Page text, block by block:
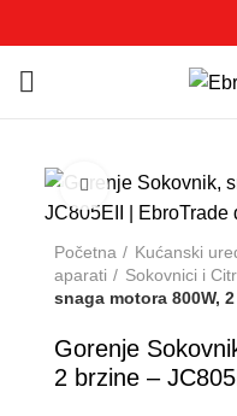
Click to enlarge
Početna Kućanski
aparati
Sokovnici i
snaga motora 800W,
Gorenje
2 brzine –